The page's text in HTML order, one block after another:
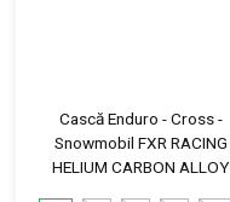
Cască Enduro - Cross -
Snowmobil FXR RACING
HELIUM CARBON ALLOY